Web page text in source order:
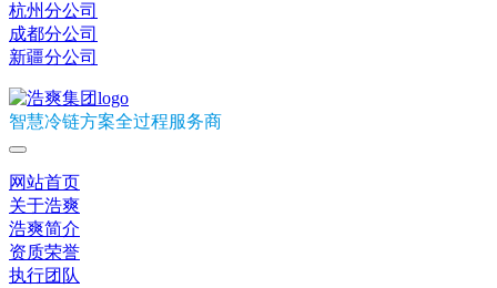
杭州分公司
成都分公司
新疆分公司
智慧冷链方案全过程服务商
网站首页
关于浩爽
浩爽简介
资质荣誉
执行团队